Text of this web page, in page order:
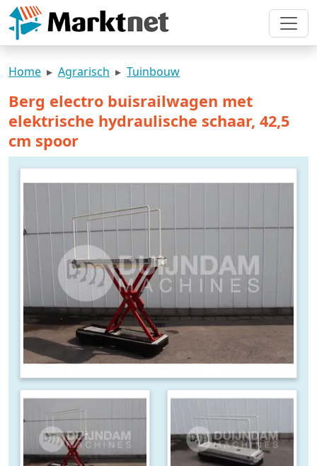
Home Agrarisch Tuinbouw
Berg electro buisrailwagen met
elektrische hydraulische schaar, 42,5
cm spoor